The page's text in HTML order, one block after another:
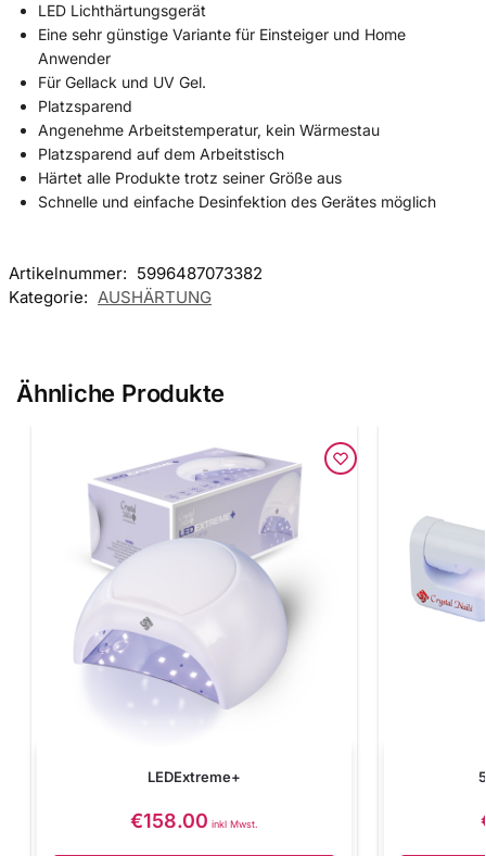
LED Lichthärtungsgerät
Eine sehr günstige Variante für Einsteiger und Home
Anwender
Für Gellack und UV Gel.
Platzsparend
Angenehme Arbeitstemperatur, kein Wärmestau
Platzsparend auf dem Arbeitstisch
Härtet alle Produkte trotz seiner Größe aus
Schnelle und einfache Desinfektion des Gerätes möglich
Artikelnummer: 5996487073382
Kategorie: AUSHÄRTUNG
Ähnliche Produkte
LEDExtreme+
€158.00 inkl Mwst.